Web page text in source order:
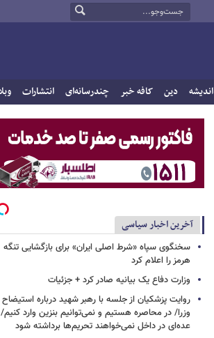
اندیشه دین کافه خبر چندرسانه‌ای انتشارات
آخرین اخبار سیاسی
سخنگوی سپاه «شرط اصلی ایران» برای بازگشایی تنگه
هرمز را اعلام کرد
وزارت دفاع یک بیانیه صادر کرد + جزئیات
روایت پزشکیان از جلسه با رهبر شهید درباره استیضاح
وزرا/ در محاصره هستیم و نمی‌توانیم بنزین وارد کنیم/
عده‌ای در داخل نمی‌خواهند تحریم‌ها برداشته شود